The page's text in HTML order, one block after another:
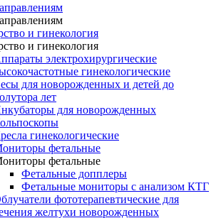
и гинекология
и гинекология
электрохирургические
гинекологические
для новорожденных и детей до
лет
для новорожденных
гинекологические
фетальные
фетальные
Фетальные допплеры
Фетальные мониторы с анализом КТГ
фототерапевтические для
желтухи новорожденных